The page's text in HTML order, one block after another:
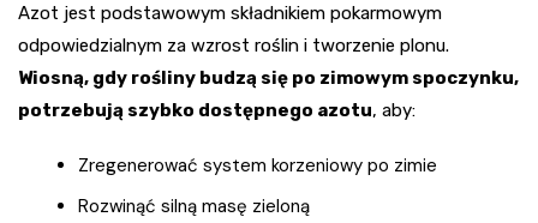
Azot jest podstawowym składnikiem pokarmowym
odpowiedzialnym za wzrost roślin i tworzenie plonu.
Wiosną, gdy rośliny budzą się po zimowym spoczynku,
potrzebują szybko dostępnego azotu, aby:
Zregenerować system korzeniowy po zimie
Rozwinąć silną masę zieloną